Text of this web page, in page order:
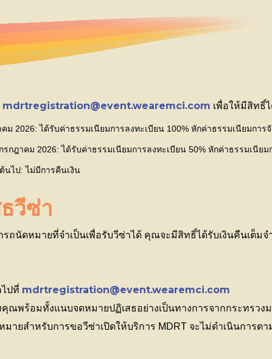
mdrtregistration@event.wearemci.com เพื่อให้มีสิทธิ์
2026: ได้รับค่าธรรมเนียมการลงทะเบียน 100% หักค่าธรรมเนียมการ
กฎาคม 2026: ได้รับค่าธรรมเนียมการลงทะเบียน 50% หักค่าธรรมเนียม
นไป: ไม่มีการคืนเงิน
วีซ่า
ดหมายที่จำเป็นเพื่อรับวีซ่าได้ คุณจะมีสิทธิ์ได้รับเงินคืนเต็มจ
ปที่ mdrtregistration@event.wearemci.com
ณพร้อมทั้งแนบจดหมายปฏิเสธอย่างเป็นทางการจากกระทรวง
มายสำหรับการขอวีซ่าเปิดให้บริการ MDRT จะไม่ดำเนินการ